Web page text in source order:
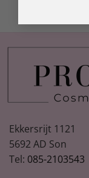
Ekkersrijt 1121
5692 AD Son
Tel: 085-2103543